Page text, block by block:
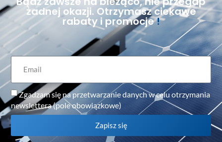
żadnej okazji. Otrzymasz ciekawe
rabaty i promocje!
Zgadzam się na przetwarzanie danych w celu otrzymania
newslettera (pole obowiązkowe)
Zapisz się